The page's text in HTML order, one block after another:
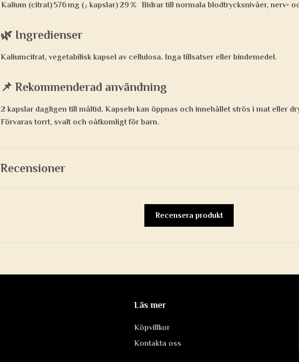
Kalium (citrat) 576 mg (₂ kapslar) 29 % Bidrar till normala blodtrycksnivåer, nerv-
🌿 Ingredienser
Kaliumcitrat, vegetabilisk kapsel av cellulosa. Inga tillsatser eller bindemedel.
📌 Rekommenderad användning
2 kapslar dagligen till måltid. Kapseln kan öppnas och innehållet strös i mat eller
Förvaras torrt, svalt och oåtkomligt för barn.
Recensioner
Recensera produkt
Läs mer
Köpvillkor
Kontakta oss